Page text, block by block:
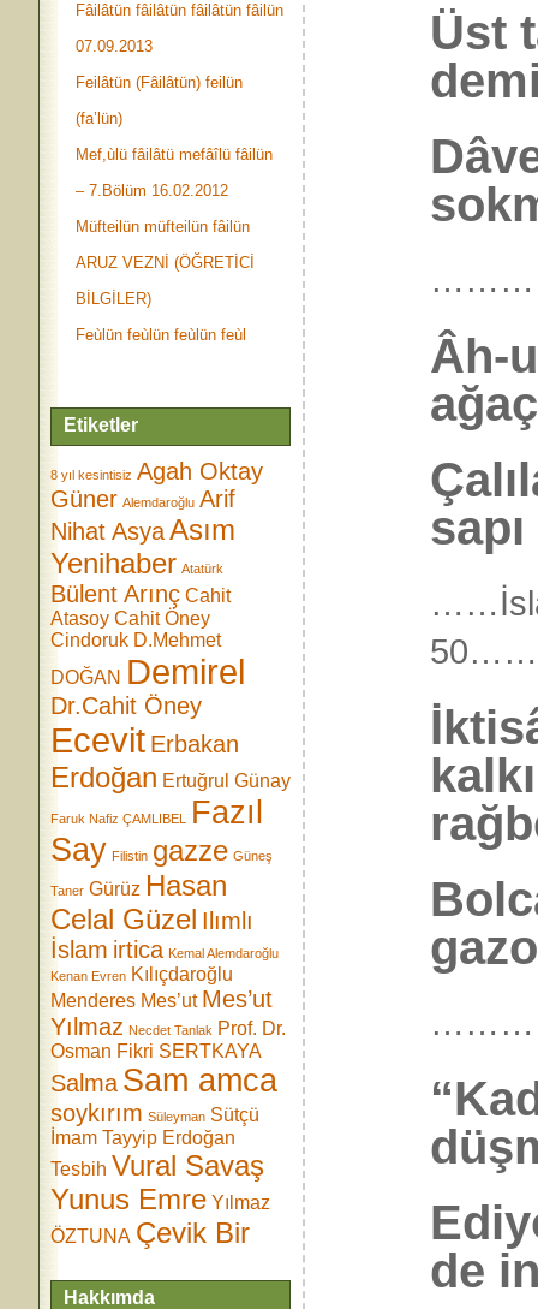
Fâilâtün fâilâtün fâilâtün fâilün
07.09.2013
Feilâtün (Fâilâtün) feilün
(fa’lün)
Mef,ùlü fâilâtü mefâîlü fâilün
– 7.Bölüm 16.02.2012
Müfteilün müfteilün fâilün
ARUZ VEZNİ (ÖĞRETİCİ
BİLGİLER)
Feùlün feùlün feùlün feùl
Etiketler
8 yıl kesintisiz Agah Oktay
Güner Alemdaroğlu Arif
Nihat AsyaAsım
Yenihaber Atatürk
Bülent Arınç Cahit
Atasoy Cahit Öney
Cindoruk D.Mehmet
DOĞAN Demirel
Dr.Cahit Öney
Ecevit Erbakan
Erdoğan Ertuğrul Günay
Faruk Nafiz ÇAMLIBEL
Fazıl
Say Filistin gazze Güneş
Taner Gürüz Hasan
Celal Güzel Ilımlı
İslam irtica Kemal Alemdaroğlu
Kenan Evren Kılıçdaroğlu
Menderes Mes’ut Mes’ut
Yılmaz Necdet Tanlak Prof. Dr.
Osman Fikri SERTKAYA
Salma Sam amca
soykırım Süleyman Sütçü
İmam Tayyip Erdoğan
Tesbih Vural Savaş
Yunus Emre Yılmaz
ÖZTUNA Çevik Bir
Hakkımda
Üst
Âh-
de